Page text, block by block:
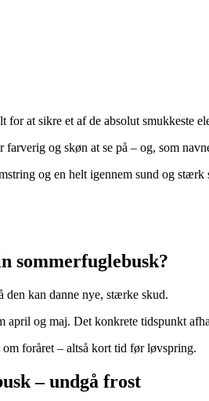
at sikre et af de absolut smukkeste
og skøn at se på – og, som
og en helt igennem sund og stærk
sommerfuglebusk?
den kan danne nye, stærke skud.
april og maj. Det konkrete tidspunkt
foråret – altså kort tid før løvspring.
– undgå frost